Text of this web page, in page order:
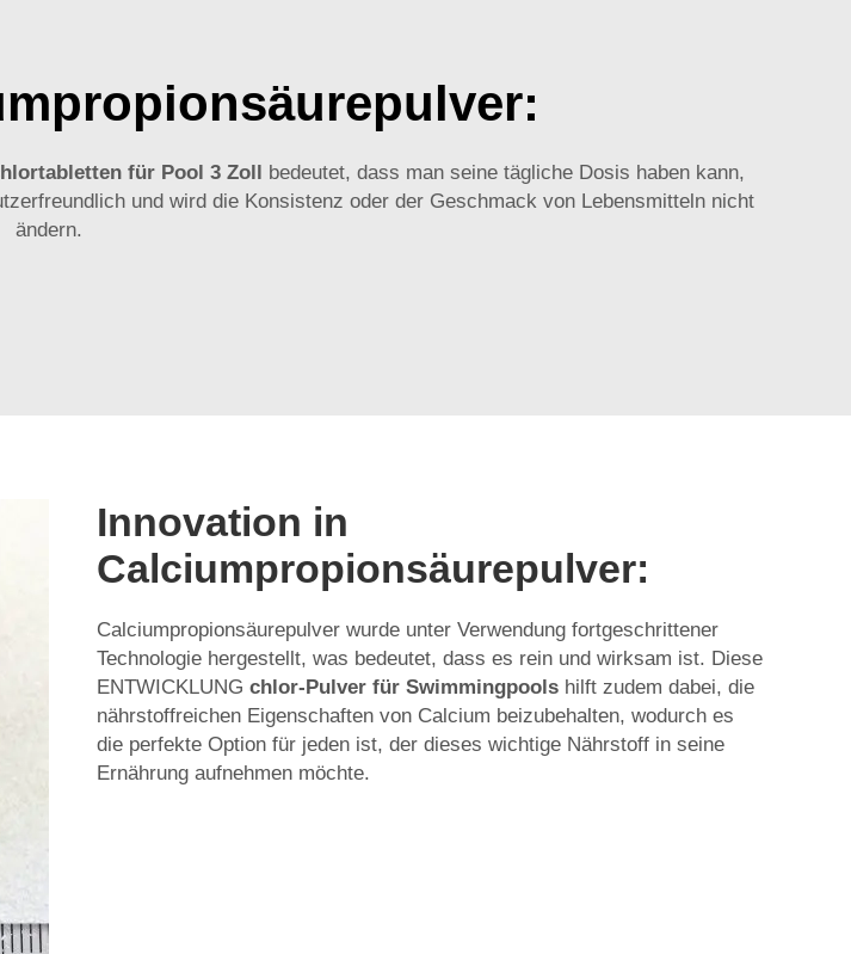
für Pool 3 Zoll bedeutet, dass man seine tägliche Dosis haben kann,
und wird die Konsistenz oder der Geschmack von Lebensmitteln nicht
ändern.
Innovation in
Calciumpropionsäurepulver:
Calciumpropionsäurepulver wurde unter Verwendung fortgeschrittener
Technologie hergestellt, was bedeutet, dass es rein und wirksam ist. Diese
ENTWICKLUNG chlor-Pulver für Swimmingpools hilft zudem dabei, die
nährstoffreichen Eigenschaften von Calcium beizubehalten, wodurch es
die perfekte Option für jeden ist, der dieses wichtige Nährstoff in seine
Ernährung aufnehmen möchte.